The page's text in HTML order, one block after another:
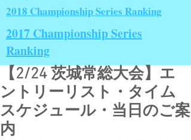
2018 Championship Series Ranking
2017 Championship Series
Ranking
【2/24 茨城常総大会】エ
ントリーリスト・タイム
スケジュール・当日のご案
内